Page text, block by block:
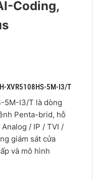
Coding,
XVR5108HS-5M-I3/T
5M-I3/T là dòng
Penta-brid, hỗ
/ IP / TVI /
giám sát cửa
và mô hình